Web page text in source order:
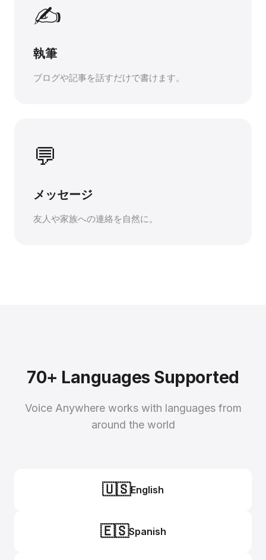
✍️
執筆
ブログや記事を話すだけで書けます。
💬
メッセージ
友人や家族への連絡を自然に。
70+ Languages Supported
Voice Anywhere works with languages from
around the world
🇺🇸English
🇪🇸Spanish